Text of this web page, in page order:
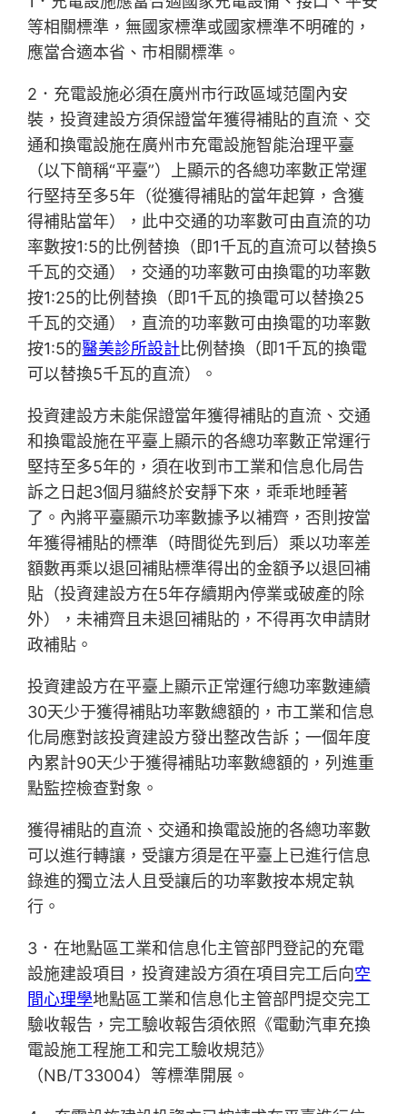
等相關標準，無國家標準或國家標準不明確的，
應當合適本省、市相關標準。
2．充電設施必須在廣州市行政區域范圍內安
裝，投資建設方須保證當年獲得補貼的直流、交
通和換電設施在廣州市充電設施智能治理平臺
（以下簡稱“平臺”）上顯示的各總功率數正常運
行堅持至多5年（從獲得補貼的當年起算，含獲
得補貼當年），此中交通的功率數可由直流的功
率數按1:5的比例替換（即1千瓦的直流可以替換5
千瓦的交通），交通的功率數可由換電的功率數
按1:25的比例替換（即1千瓦的換電可以替換25
千瓦的交通），直流的功率數可由換電的功率數
按1:5的醫美診所設計比例替換（即1千瓦的換電
可以替換5千瓦的直流）。
投資建設方未能保證當年獲得補貼的直流、交通
和換電設施在平臺上顯示的各總功率數正常運行
堅持至多5年的，須在收到市工業和信息化局告
訴之日起3個月貓終於安靜下來，乖乖地睡著
了。內將平臺顯示功率數據予以補齊，否則按當
年獲得補貼的標準（時間從先到后）乘以功率差
額數再乘以退回補貼標準得出的金額予以退回補
貼（投資建設方在5年存續期內停業或破產的除
外），未補齊且未退回補貼的，不得再次申請財
政補貼。
投資建設方在平臺上顯示正常運行總功率數連續
30天少于獲得補貼功率數總額的，市工業和信息
化局應對該投資建設方發出整改告訴；一個年度
內累計90天少于獲得補貼功率數總額的，列進重
點監控檢查對象。
獲得補貼的直流、交通和換電設施的各總功率數
可以進行轉讓，受讓方須是在平臺上已進行信息
錄進的獨立法人且受讓后的功率數按本規定執
行。
3．在地點區工業和信息化主管部門登記的充電
設施建設項目，投資建設方須在項目完工后向空
間心理學地點區工業和信息化主管部門提交完工
驗收報告，完工驗收報告須依照《電動汽車充換
電設施工程施工和完工驗收規范》
（NB/T33004）等標準開展。